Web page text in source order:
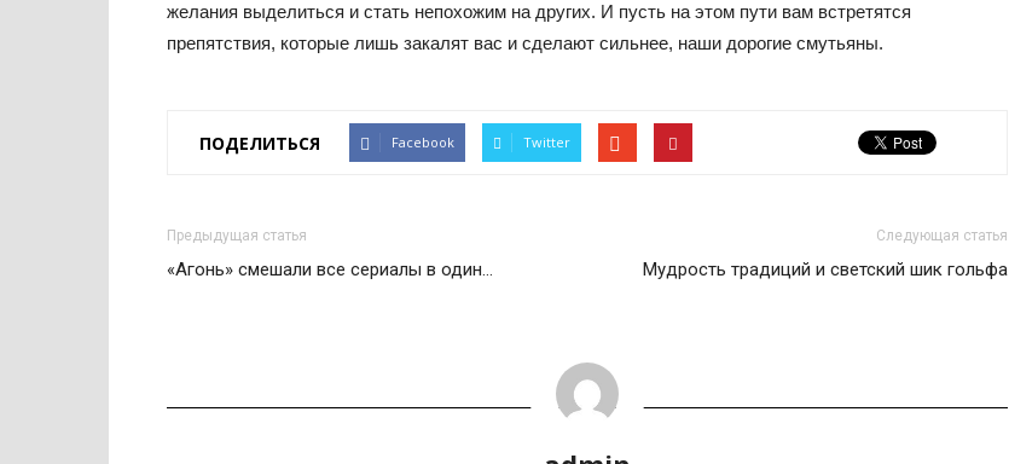
желания выделиться и стать непохожим на других. И пусть на этом пути вам встретятся
препятствия, которые лишь закалят вас и сделают сильнее, наши дорогие смутьяны.
ПОДЕЛИТЬСЯ Facebook Twitter
Предыдущая статья
«Агонь» смешали все сериалы в один…
Следующая статья
Мудрость традиций и светский шик гольфа